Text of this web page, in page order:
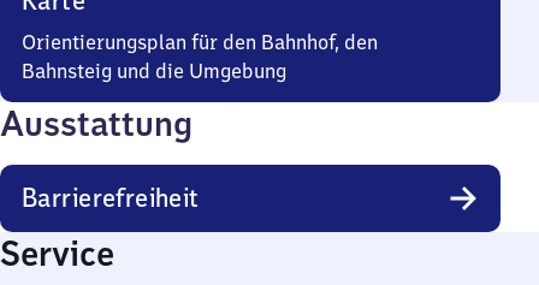
Orientierungsplan für den Bahnhof, den
Bahnsteig und die Umgebung
Ausstattung
Barrierefreiheit
Service